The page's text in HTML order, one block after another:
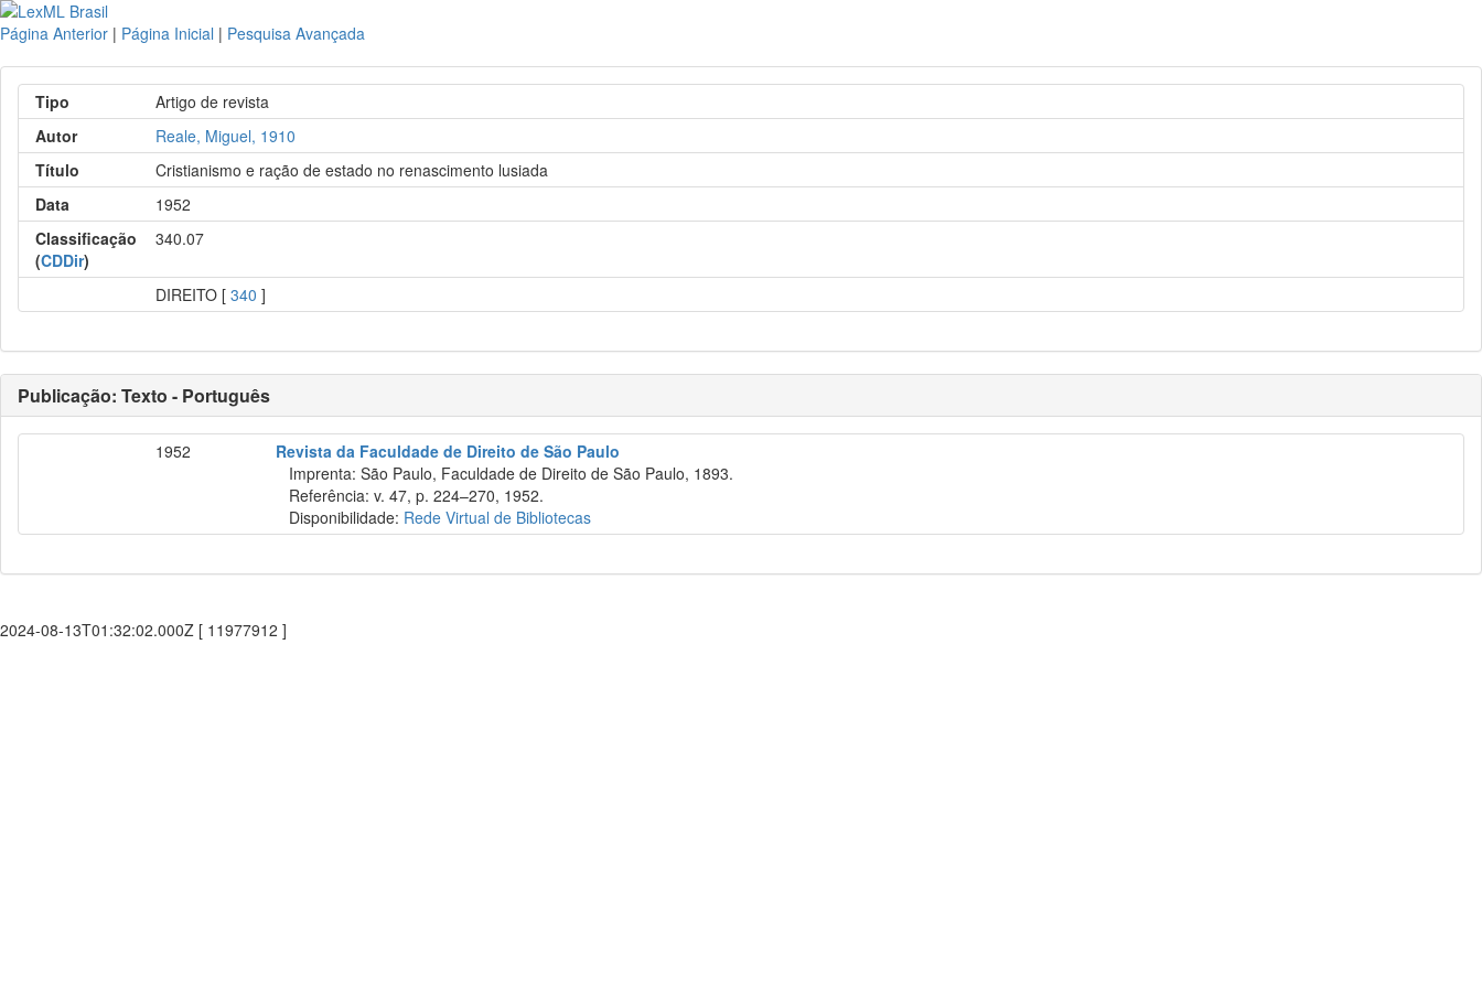
Página Anterior | Página Inicial | Pesquisa Avançada
Tipo
Artigo de revista
Autor
Reale, Miguel, 1910
Título
Cristianismo e ração de estado no renascimento lusiada
Data
1952
Classificação
(CDDir)
340.07
DIREITO [340 ]
Publicação: Texto - Português
1952
Revista da Faculdade de Direito de São Paulo
Imprenta: São Paulo, Faculdade de Direito de São Paulo, 1893.
Referência: v. 47, p. 224–270, 1952.
Disponibilidade: Rede Virtual de Bibliotecas
2024-08-13T01:32:02.000Z [ 11977912 ]